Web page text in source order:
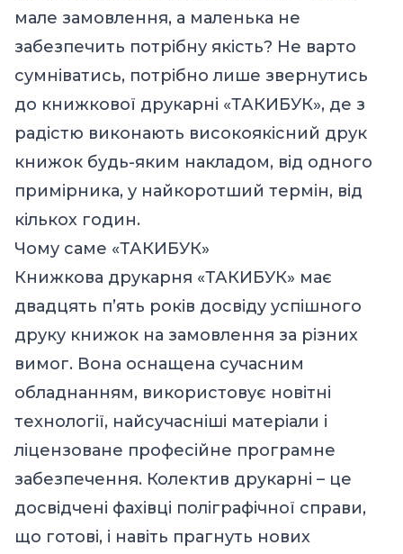
мале замовлення, а маленька не
забезпечить потрібну якість? Не варто
сумніватись, потрібно лише звернутись
до книжкової друкарні «ТАКИБУК», де з
радістю виконають високоякісний друк
книжок будь-яким накладом, від одного
примірника, у найкоротший термін, від
кількох годин.
Чому саме «ТАКИБУК»
Книжкова друкарня «ТАКИБУК» має
двадцять п’ять років досвіду успішного
друку книжок на замовлення за різних
вимог. Вона оснащена сучасним
обладнанням, використовує новітні
технології, найсучасніші матеріали і
ліцензоване професійне програмне
забезпечення. Колектив друкарні – це
досвідчені фахівці поліграфічної справи,
що готові, і навіть прагнуть нових